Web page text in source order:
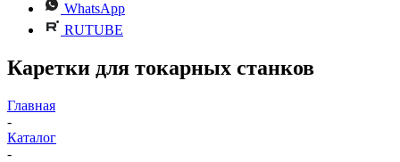
WhatsApp
RUTUBE
Каретки для токарных станков
Главная
-
Каталог
-